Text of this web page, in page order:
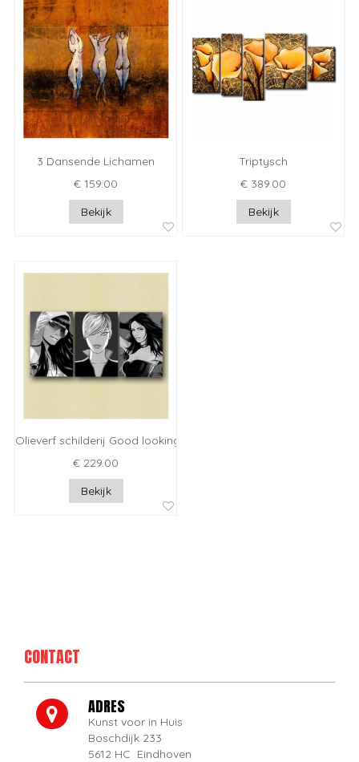
3 Dansende Lichamen
€ 159.00
Bekijk
Triptysch
€ 389.00
Bekijk
Olieverf schilderij Good looking
€ 229.00
Bekijk
CONTACT
ADRES
Kunst voor in Huis
Boschdijk 233
5612 HC Eindhoven